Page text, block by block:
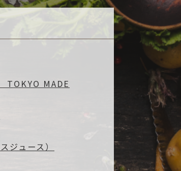
ー
ンテンツ
モグハピ！
MADE
ジュース）